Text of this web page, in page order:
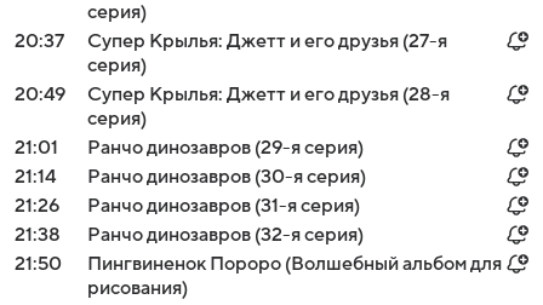
серия)
20:37
Супер Крылья: Джетт и его друзья (27-я
серия)
20:49
Супер Крылья: Джетт и его друзья (28-я
серия)
21:01
Ранчо динозавров (29-я серия)
21:14
Ранчо динозавров (30-я серия)
21:26
Ранчо динозавров (31-я серия)
21:38
Ранчо динозавров (32-я серия)
21:50
Пингвиненок Пороро (Волшебный альбом для
рисования)